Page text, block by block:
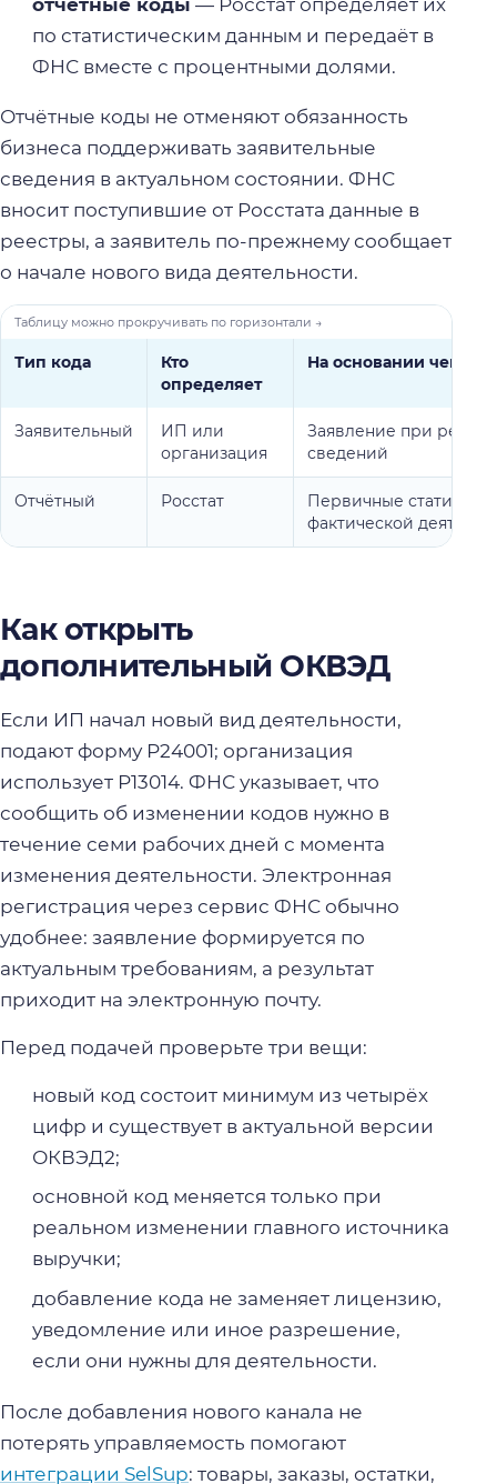
по статистическим данным и передаёт в
ФНС вместе с процентными долями.
Отчётные коды не отменяют обязанность
бизнеса поддерживать заявительные
сведения в актуальном состоянии. ФНС
вносит поступившие от Росстата данные в
реестры, а заявитель по-прежнему сообщает
о начале нового вида деятельности.
Тип кода
Кто
определяет
На основании чего
Заявительный
ИП или
организация
Заявление при
сведений
Отчётный Росстат
Первичные
фактической
Как открыть
дополнительный ОКВЭД
Если ИП начал новый вид деятельности,
подают форму Р24001; организация
использует Р13014. ФНС указывает, что
сообщить об изменении кодов нужно в
течение семи рабочих дней с момента
изменения деятельности. Электронная
регистрация через сервис ФНС обычно
удобнее: заявление формируется по
актуальным требованиям, а результат
приходит на электронную почту.
Перед подачей проверьте три вещи:
новый код состоит минимум из четырёх
цифр и существует в актуальной версии
ОКВЭД2;
основной код меняется только при
реальном изменении главного источника
выручки;
добавление кода не заменяет лицензию,
уведомление или иное разрешение,
если они нужны для деятельности.
После добавления нового канала не
потерять управляемость помогают
интеграции SelSup: товары, заказы, остатки,